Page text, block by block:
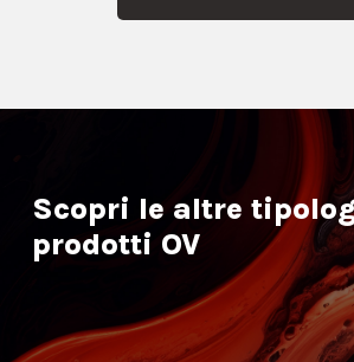
Scopri le altre
prodotti OV